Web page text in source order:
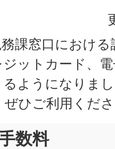
課窓口におけ
ットカード、
ようになりま
ひご利用くだ
数料